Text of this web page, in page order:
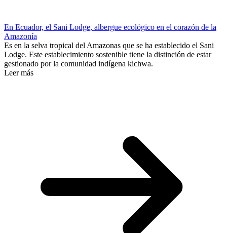
En Ecuador, el Sani Lodge, albergue ecológico en el corazón de la
Amazonía
Es en la selva tropical del Amazonas que se ha establecido el Sani
Lodge. Este establecimiento sostenible tiene la distinción de estar
gestionado por la comunidad indígena kichwa.
Leer más